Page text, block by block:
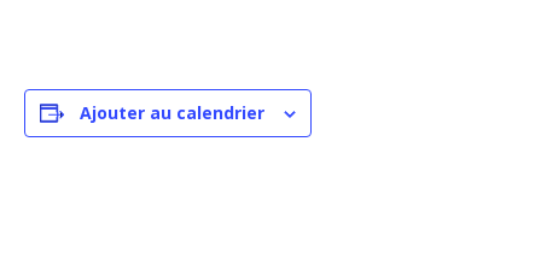
Ajouter au calendrier